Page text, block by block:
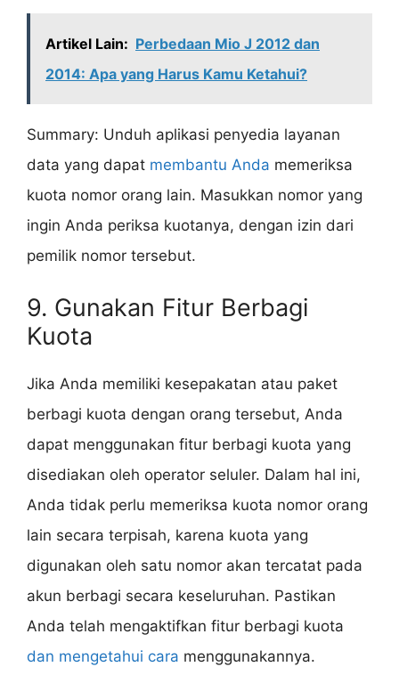
Artikel Lain: Perbedaan Mio J 2012 dan
2014: Apa yang Harus Kamu Ketahui?
Summary: Unduh aplikasi penyedia layanan
data yang dapat membantu Anda memeriksa
kuota nomor orang lain. Masukkan nomor yang
ingin Anda periksa kuotanya, dengan izin dari
pemilik nomor tersebut.
9. Gunakan Fitur Berbagi
Kuota
Jika Anda memiliki kesepakatan atau paket
berbagi kuota dengan orang tersebut, Anda
dapat menggunakan fitur berbagi kuota yang
disediakan oleh operator seluler. Dalam hal ini,
Anda tidak perlu memeriksa kuota nomor orang
lain secara terpisah, karena kuota yang
digunakan oleh satu nomor akan tercatat pada
akun berbagi secara keseluruhan. Pastikan
Anda telah mengaktifkan fitur berbagi kuota
dan mengetahui cara menggunakannya.